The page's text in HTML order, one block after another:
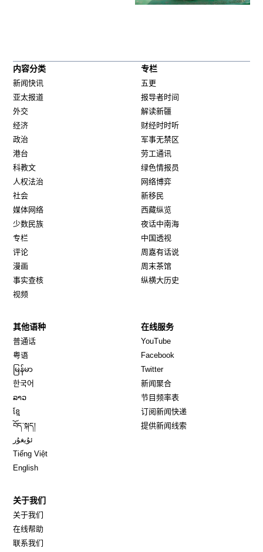
内容分类
新闻快讯
亚太报道
外交
经济
政治
港台
科教文
人权法治
社会
媒体网络
少数民族
专栏
评论
漫画
事实查核
视频
专栏
五更
报导者时间
解读新疆
财经时时听
军事无禁区
劳工通讯
绿色情报员
网络博弈
新移民
西藏纵览
夜话中南海
中国透视
周嘉有话说
周末茶馆
纵横大历史
其他语种
普通话
粤语
မြန်မာ
한국어
ລາວ
ខ្មែ
བོད་སྐད།
ئۇيغۇر
Tiếng Việt
English
在线服务
YouTube
Facebook
TwitterOpens in new window
新闻聚合
节目频率表
订阅新闻快递
提供新闻线索
关于我们
关于我们
在线帮助
联系我们